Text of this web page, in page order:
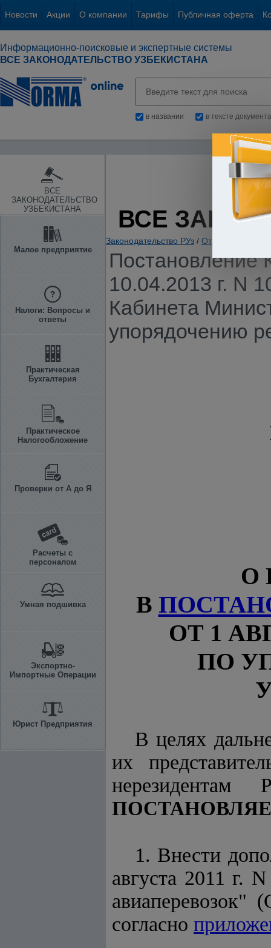
Новости Акции О компании Тарифы Публичная оферта
Информационно-поисковые и экспертные системы
ВСЕ ЗАКОНОДАТЕЛЬСТВО УЗБЕКИСТАНА
в названии в тексте документа
ВСЕ
ЗАКОНОДАТЕЛЬСТВО
УЗБЕКИСТАНА
Малое предприятие
Налоги: Вопросы и
ответы
Практическая
Бухгалтерия
Практическое
Налогообложение
Проверки от А до Я
Расчеты с
персоналом
Умная подшивка
Экспортно-
Импортные Операции
Юрист Предприятия
ВСЕ
Законодательство РУз / Отдельные
Постановление
10.04.2013 г. N
Кабинета
упорядочению
О
В
ОТ 1
ПО
В целях
их
нерезидентам
1. Внести
августа 2011 г.
согласно